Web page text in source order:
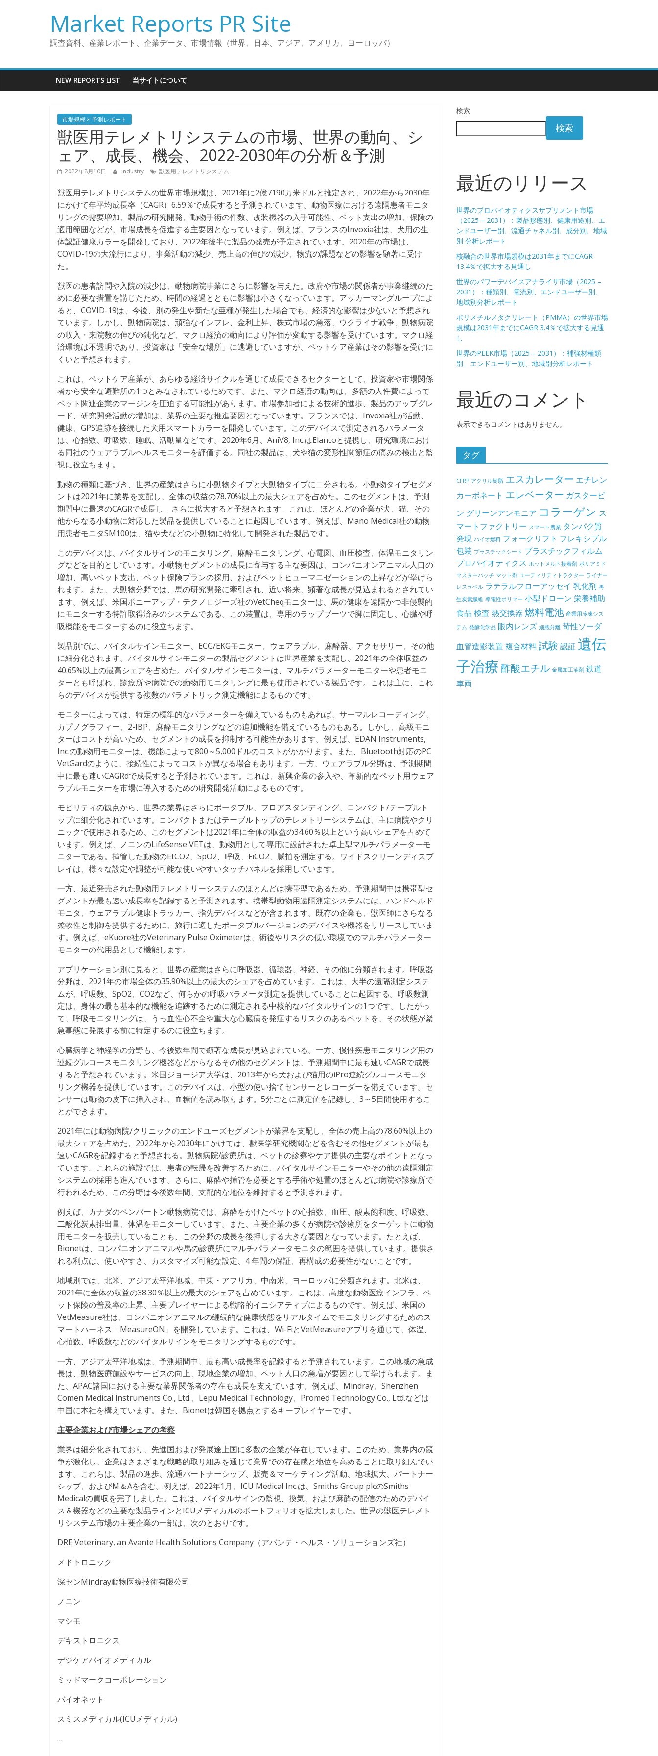
へ
キ
Market Reports PR Site
調査資料、産業レポート、企業データ、市場情報（世界、日本、アジア、アメリカ、ヨーロッパ）
NEW REPORTS LIST 当サイトについて
市場規模と予測レポート
獣医用テレメトリシステムの市場、世界の動向、シ
ェア、成長、機会、2022-2030年の分析＆予測
2022年8月10日 industry 獣医用テレメトリシステム
獣医用テレメトリシステムの世界市場規模は、2021年に2億7190万米ドルと推定され、2022年から2030年
にかけて年平均成長率（CAGR）6.59％で成長すると予測されています。動物医療における遠隔患者モニタ
リングの需要増加、製品の研究開発、動物手術の件数、改装機器の入手可能性、ペット支出の増加、保険の
適用範囲などが、市場成長を促進する主要因となっています。例えば、フランスのInvoxia社は、犬用の生
体認証健康カラーを開発しており、2022年後半に製品の発売が予定されています。2020年の市場は、
COVID-19の大流行により、事業活動の減少、売上高の伸びの減少、物流の課題などの影響を顕著に受け
た。
獣医の患者訪問や入院の減少は、動物病院事業にさらに影響を与えた。政府や市場の関係者が事業継続のた
めに必要な措置を講じたため、時間の経過とともに影響は小さくなっています。アッカーマングループによ
ると、COVID-19は、今後、別の発生や新たな亜種が発生した場合でも、経済的な影響は少ないと予想され
ています。しかし、動物病院は、頑強なインフレ、金利上昇、株式市場の急落、ウクライナ戦争、動物病院
の収入・来院数の伸びの鈍化など、マクロ経済の動向により評価が変動する影響を受けています。マクロ経
済環境は不透明であり、投資家は「安全な場所」に逃避していますが、ペットケア産業はその影響を受けに
くいと予想されます。
これは、ペットケア産業が、あらゆる経済サイクルを通じて成長できるセクターとして、投資家や市場関係
者から安全な避難所の1つとみなされているためです。また、マクロ経済の動向は、多額の人件費によって
ペット関連企業のマージンを圧迫する可能性があります。市場参加者による技術的進歩、製品のアップグレ
ード、研究開発活動の増加は、業界の主要な推進要因となっています。フランスでは、Invoxia社が活動、
健康、GPS追跡を接続した犬用スマートカラーを開発しています。このデバイスで測定されるパラメータ
は、心拍数、呼吸数、睡眠、活動量などです。2020年6月、AniV8, Inc.はElancoと提携し、研究環境におけ
る同社のウェアラブルヘルスモニターを評価する。同社の製品は、犬や猫の変形性関節症の痛みの検出と監
視に役立ちます。
動物の種類に基づき、世界の産業はさらに小動物タイプと大動物タイプに二分される。小動物タイプセグメ
ントは2021年に業界を支配し、全体の収益の78.70%以上の最大シェアを占めた。このセグメントは、予測
期間中に最速のCAGRで成長し、さらに拡大すると予想されます。これは、ほとんどの企業が犬、猫、その
他からなる小動物に対応した製品を提供していることに起因しています。例えば、Mano Médical社の動物
用患者モニタSM100は、猫や犬などの小動物に特化して開発された製品です。
このデバイスは、バイタルサインのモニタリング、麻酔モニタリング、心電図、血圧検査、体温モニタリン
グなどを目的としています。小動物セグメントの成長に寄与する主な要因は、コンパニオンアニマル人口の
増加、高いペット支出、ペット保険プランの採用、およびペットヒューマニゼーションの上昇などが挙げら
れます。また、大動物分野では、馬の研究開発に牽引され、近い将来、顕著な成長が見込まれるとされてい
ます。例えば、米国ポニーアップ・テクノロジーズ社のVetCheqモニターは、馬の健康を遠隔かつ非侵襲的
にモニターする特許取得済みのシステムである。この装置は、専用のラップブーツで脚に固定し、心臓や呼
吸機能をモニターするのに役立ちます。
製品別では、バイタルサインモニター、ECG/EKGモニター、ウェアラブル、麻酔器、アクセサリー、その他
に細分化されます。バイタルサインモニターの製品セグメントは世界産業を支配し、2021年の全体収益の
40.65%以上の最高シェアを占めた。バイタルサインモニターは、マルチパラメーターモニターや患者モニ
ターとも呼ばれ、診療所や病院での動物用モニタリングに最も使用されている製品です。これは主に、これ
らのデバイスが提供する複数のパラメトリック測定機能によるものです。
モニターによっては、特定の標準的なパラメーターを備えているものもあれば、サーマルレコーディング、
カプノグラフィー、2-IBP、麻酔モニタリングなどの追加機能を備えているものもある。しかし、高級モニ
ターはコストが高いため、セグメントの成長を抑制する可能性があります。例えば、EDAN Instruments,
Inc.の動物用モニターは、機能によって800～5,000ドルのコストがかかります。また、Bluetooth対応のPC
VetGardのように、接続性によってコストが異なる場合もあります。一方、ウェアラブル分野は、予測期間
中に最も速いCAGRdで成長すると予測されています。これは、新興企業の参入や、革新的なペット用ウェア
ラブルモニターを市場に導入するための研究開発活動によるものです。
モビリティの観点から、世界の業界はさらにポータブル、フロアスタンディング、コンパクト/テーブルト
ップに細分化されています。コンパクトまたはテーブルトップのテレメトリーシステムは、主に病院やクリ
ニックで使用されるため、このセグメントは2021年に全体の収益の34.60％以上という高いシェアを占めて
います。例えば、ノニンのLifeSense VETは、動物用として専用に設計された卓上型マルチパラメーターモ
ニターである。挿管した動物のEtCO2、SpO2、呼吸、FiCO2、脈拍を測定する。ワイドスクリーンディスプ
レイは、様々な設定や調整が可能な使いやすいタッチパネルを採用しています。
一方、最近発売された動物用テレメトリーシステムのほとんどは携帯型であるため、予測期間中は携帯型セ
グメントが最も速い成長率を記録すると予測されます。携帯型動物用遠隔測定システムには、ハンドヘルド
モニタ、ウェアラブル健康トラッカー、指先デバイスなどが含まれます。既存の企業も、獣医師にさらなる
柔軟性と制御を提供するために、旅行に適したポータブルバージョンのデバイスや機器をリリースしていま
す。例えば、eKuore社のVeterinary Pulse Oximeterは、術後やリスクの低い環境でのマルチパラメーター
モニターの代用品として機能します。
アプリケーション別に見ると、世界の産業はさらに呼吸器、循環器、神経、その他に分類されます。呼吸器
分野は、2021年の市場全体の35.90%以上の最大のシェアを占めています。これは、大半の遠隔測定システ
ムが、呼吸数、SpO2、CO2など、何らかの呼吸パラメータ測定を提供していることに起因する。呼吸数測
定は、身体の最も基本的な機能を追跡するために測定される中核的なバイタルサインの1つです。したがっ
て、呼吸モニタリングは、うっ血性心不全や重大な心臓病を発症するリスクのあるペットを、その状態が緊
急事態に発展する前に特定するのに役立ちます。
心臓病学と神経学の分野も、今後数年間で顕著な成長が見込まれている。一方、慢性疾患モニタリング用の
連続グルコースモニタリング機器などからなるその他のセグメントは、予測期間中に最も速いCAGRで成長
すると予想されています。米国ジョージア大学は、2013年から犬および猫用のiPro連続グルコースモニタ
リング機器を提供しています。このデバイスは、小型の使い捨てセンサーとレコーダーを備えています。セ
ンサーは動物の皮下に挿入され、血糖値を読み取ります。5分ごとに測定値を記録し、3～5日間使用するこ
とができます。
2021年には動物病院/クリニックのエンドユーズセグメントが業界を支配し、全体の売上高の78.60%以上の
最大シェアを占めた。2022年から2030年にかけては、獣医学研究機関などを含むその他セグメントが最も
速いCAGRを記録すると予想される。動物病院/診療所は、ペットの診察やケア提供の主要なポイントとなっ
ています。これらの施設では、患者の転帰を改善するために、バイタルサインモニターやその他の遠隔測定
システムの採用も進んでいます。さらに、麻酔や挿管を必要とする手術や処置のほとんどは病院や診療所で
行われるため、この分野は今後数年間、支配的な地位を維持すると予測されます。
例えば、カナダのペンバートン動物病院では、麻酔をかけたペットの心拍数、血圧、酸素飽和度、呼吸数、
二酸化炭素排出量、体温をモニターしています。また、主要企業の多くが病院や診療所をターゲットに動物
用モニターを販売していることも、この分野の成長を後押しする大きな要因となっています。たとえば、
Bionetは、コンパニオンアニマルや馬の診療所にマルチパラメータモニタの範囲を提供しています。提供さ
れる利点は、使いやすさ、カスタマイズ可能な設定、4 年間の保証、再構成の必要性がないことです。
地域別では、北米、アジア太平洋地域、中東・アフリカ、中南米、ヨーロッパに分類されます。北米は、
2021年に全体の収益の38.30％以上の最大のシェアを占めています。これは、高度な動物医療インフラ、ペ
ット保険の普及率の上昇、主要プレイヤーによる戦略的イニシアティブによるものです。例えば、米国の
VetMeasure社は、コンパニオンアニマルの継続的な健康状態をリアルタイムでモニタリングするためのス
マートハーネス「MeasureON」を開発しています。これは、Wi-FiとVetMeasureアプリを通じて、体温、
心拍数、呼吸数などのバイタルサインをモニタリングするものです。
一方、アジア太平洋地域は、予測期間中、最も高い成長率を記録すると予測されています。この地域の急成
長は、動物医療施設やサービスの向上、現地企業の増加、ペット人口の急増が要因として挙げられます。ま
た、APAC諸国における主要な業界関係者の存在も成長を支えています。例えば、Mindray、Shenzhen
Comen Medical Instruments Co., Ltd.、Lepu Medical Technology、Promed Technology Co., Ltd.などは
中国に本社を構えています。また、Bionetは韓国を拠点とするキープレイヤーです。
主要企業および市場シェアの考察
業界は細分化されており、先進国および発展途上国に多数の企業が存在しています。このため、業界内の競
争が激化し、企業はさまざまな戦略的取り組みを通じて業界での存在感と地位を高めることに取り組んでい
ます。これらは、製品の進歩、流通パートナーシップ、販売＆マーケティング活動、地域拡大、パートナー
シップ、およびM＆Aを含む。例えば、2022年1月、ICU Medical Inc.は、Smiths Group plcのSmiths
Medicalの買収を完了しました。これは、バイタルサインの監視、換気、および麻酔の配信のためのデバイ
ス＆機器などの主要な製品ラインとICUメディカルのポートフォリオを拡大しました。世界の獣医テレメト
リシステム市場の主要企業の一部は、次のとおりです。
DRE Veterinary, an Avante Health Solutions Company（アバンテ・ヘルス・ソリューションズ社）
メドトロニック
深センMindray動物医療技術有限公司
ノニン
マシモ
デキストロニクス
デジケアバイオメディカル
ミッドマークコーポレーション
バイオネット
スミスメディカル(ICUメディカル)
…
検索
検索
最近のリリース
世界のプロバイオティクスサプリメント市場
（2025 – 2031）：製品形態別、健康用途別、エ
ンドユーザー別、流通チャネル別、成分別、地域
別 分析レポート
核融合の世界市場規模は2031年までにCAGR
13.4％で拡大する見通し
世界のパワーデバイスアナライザ市場（2025 –
2031）：種類別、電流別、エンドユーザー別、
地域別分析レポート
ポリメチルメタクリレート（PMMA）の世界市場
規模は2031年までにCAGR 3.4％で拡大する見通
し
世界のPEEK市場（2025 – 2031）：補強材種類
別、エンドユーザー別、地域別分析レポート
最近のコメント
表示できるコメントはありません。
タグ
CFRP アクリル樹脂 エスカレーター エチレン
カーボネート エレベーター ガスタービ
ン グリーンアンモニア コラーゲン ス
マートファクトリー スマート農業 タンパク質
発現 バイオ燃料 フォークリフト フレキシブル
包装 プラスチックシート プラスチックフィルム
プロバイオティクス ホットメルト接着剤 ポリアミド
マスターバッチ マット剤 ユーティリティトラクター ライナー
レスラベル ラテラルフローアッセイ 乳化剤 再
生炭素繊維 導電性ポリマー 小型ドローン 栄養補助
食品 検査 熱交換器 燃料電池 産業用冷凍シス
テム 発酵化学品 眼内レンズ 細胞分離 苛性ソーダ
血管造影装置 複合材料試験 認証 遺伝
子治療 酢酸エチル 金属加工油剤 鉄道
車両